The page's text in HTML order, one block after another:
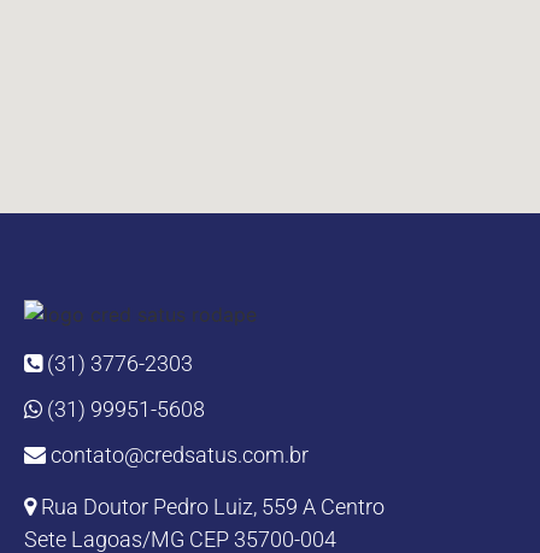
(31) 3776-2303
(31) 99951-5608
contato@credsatus.com.br
Rua Doutor Pedro Luiz, 559 A Centro
Sete Lagoas/MG CEP 35700-004